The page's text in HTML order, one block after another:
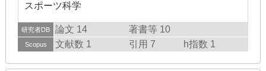
スポーツ科学
研究者DB 論文 14 著書等 10
Scopus 文献数 1 引用 7 h指数 1